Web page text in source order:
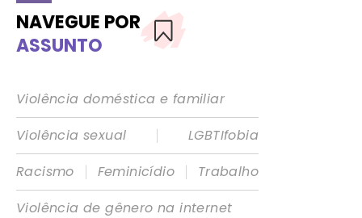
NAVEGUE POR
ASSUNTO
Violência doméstica e familiar
Violência sexual
|
LGBTIfobia
Racismo
| Feminicídio |
Trabalho
Violência de gênero na internet